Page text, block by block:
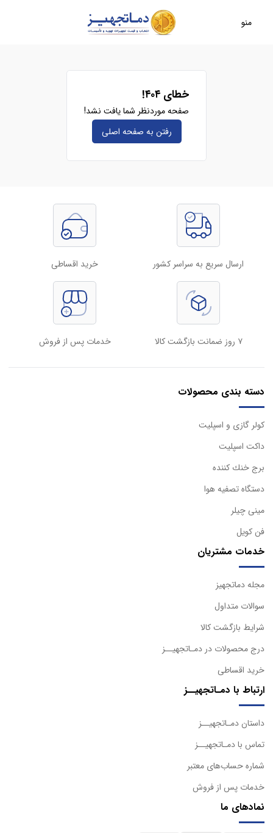
منو
خطای ۴۰۴!
صفحه موردنظر شما یافت نشد!
رفتن به صفحه‌ اصلی
ارسال سریع به سراسر کشور خرید اقساطی
۷ روز ضمانت بازگشت کالا خدمات پس از فروش
دسته بندی محصولات
كولر گازی و اسپليت
داكت اسپليت
برج خنك كننده
دستگاه تصفيه هوا
مینی چیلر
فن کویل
خدمات مشتریان
مجله دماتجهیز
سوالات متداول
شرایط بازگشت کالا
درج محصولات در دمـاتجهیــز
خرید اقساطی
ارتباط با دمـاتجهیــز
داستان دمـاتجهیــز
تماس با دمـاتجهیــز
شماره حساب‌های معتبر
خدمات پس از فروش
نمادهای ما